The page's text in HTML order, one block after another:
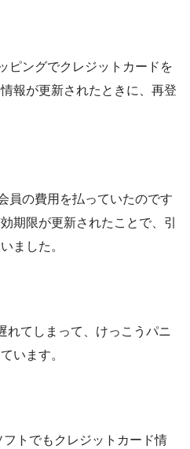
ピングでクレジットカードを
報が更新されたときに、再登
員の費用を払っていたのです
期限が更新されたことで、引
ました。
れてしまって、けっこうパニ
います。
トでもクレジットカード情